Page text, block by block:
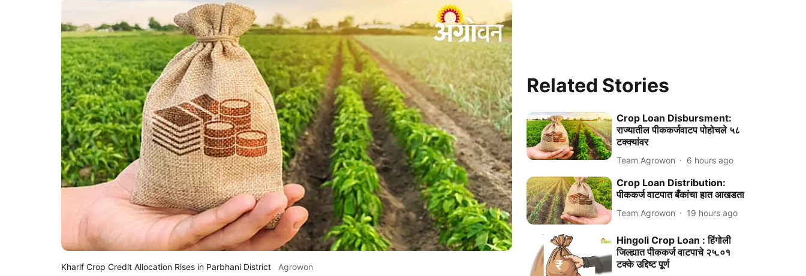
Kharif Crop Credit Allocation Rises in Parbhani District Agrowon
Related Stories
Crop Loan Disbursment:
राज्यातील पीककर्जवाटप पोहोचले ५८
टक्क्यांवर
Team Agrowon 6 hours ago
Crop Loan Distribution:
पीककर्ज वाटपात बँकांचा हात आखडता
Team Agrowon 19 hours ago
Hingoli Crop Loan : हिंगोली
जिल्ह्यात पीककर्ज वाटपाचे २५.०१
टक्के उद्दिष्ट पूर्ण